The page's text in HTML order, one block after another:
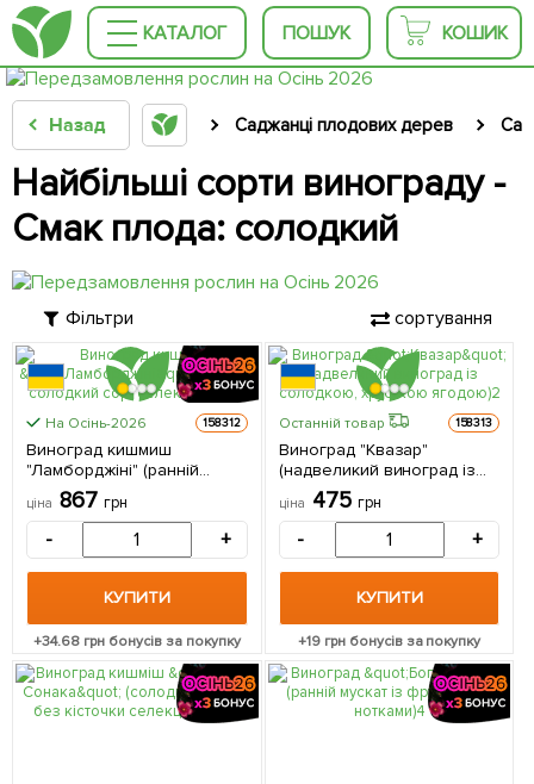
КАТАЛОГ ПОШУК КОШИК
Назад Саджанці плодових дерев
Найбільші сорти винограду -
Смак плода: солодкий
Фільтри сортування
На Осінь-2026 158312
Виноград кишмиш
"Ламборджіні" (ранній
солодкий сорт селекції
США) 1 саджанець в
ціна 867 грн
- +
КУПИТИ
+34.68грн бонусів за покупку
Останній товар 158313
Виноград "Квазар"
(надвеликий виноград із
солодкою, хрусткою
ягодою) 1 саджанець в
ціна 475 грн
- +
КУПИТИ
+19грн бонусів за покупку